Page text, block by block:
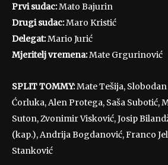
Prvi sudac:Mato Bajurin
Drugi sudac:Maro Kristić
Delegat:Mario Jurić
Mjeritelj vremena:Mate Grgurinović
SPLIT TOMMY:Mate Tešija,
Ćorluka, Alen Protega, Saša Subotić,
Suton, Zvonimir Visković, Josip
(kap.), Andrija Bogdanović, Franco
Stanković